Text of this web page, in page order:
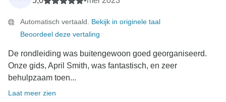
Automatisch vertaald. Bekijk in originele taal
Beoordeel deze vertaling
De rondleiding was buitengewoon goed georganiseerd.
Onze gids, April Smith, was fantastisch, en zeer
behulpzaam toen...
Laat meer zien